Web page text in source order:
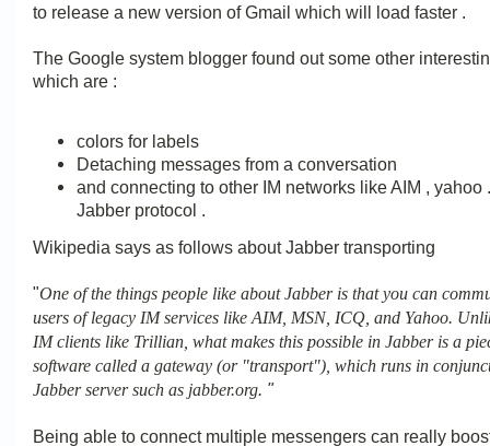
to release a new version of Gmail which will load faster .
The Google system blogger found out some other
which are :
colors for labels
Detaching messages from a conversation
and connecting to other IM networks like AIM , yahoo
Jabber protocol .
Wikipedia says as follows about Jabber transporting
"One of the things people like about Jabber is that you can
users of legacy IM services like AIM, MSN, ICQ, and Yahoo.
IM clients like Trillian, what makes this possible in Jabber is a
software called a gateway (or "transport"), which runs in
Jabber server such as jabber.org. "
Being able to connect multiple messengers can really